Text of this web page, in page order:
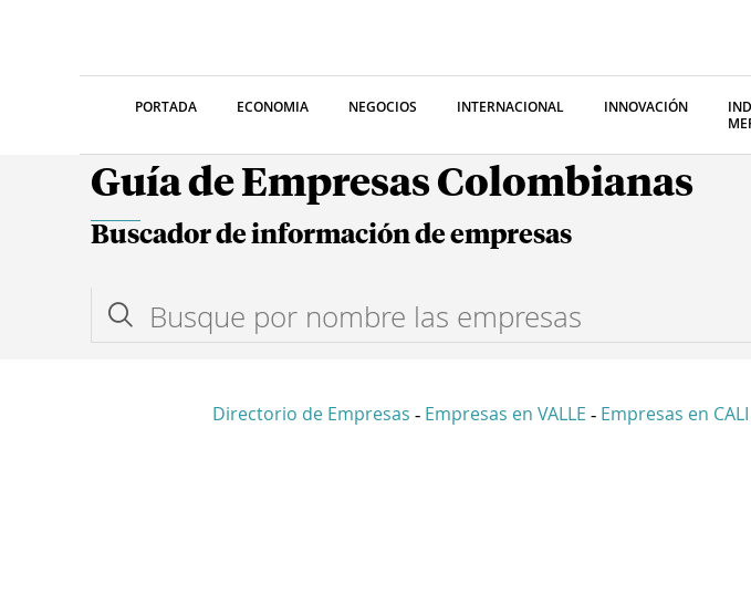
PORTADA ECONOMIA NEGOCIOS INTERNACIONAL INNOVACIÓN
Guía de Empresas Colombianas
Buscador de información de empresas
Directorio de Empresas - Empresas en VALLE - Empresas en CALI